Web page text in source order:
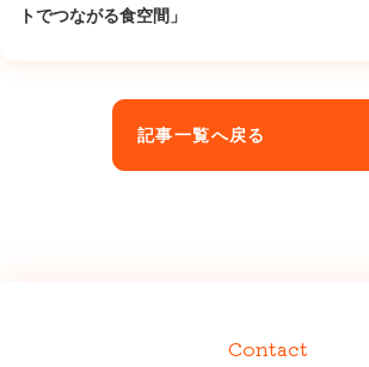
トでつながる食空間」
記事一覧へ戻る
Contact